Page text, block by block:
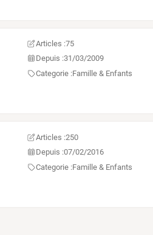
Articles :75
Depuis :31/03/2009
Categorie :Famille & Enfants
Articles :250
Depuis :07/02/2016
Categorie :Famille & Enfants